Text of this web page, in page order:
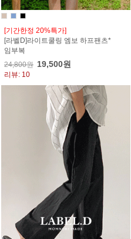
[기간한정 20%특가]
[라벨D]라이트쿨링 엠보 하프팬츠*
임부복
24,800원 19,500원
리뷰: 10